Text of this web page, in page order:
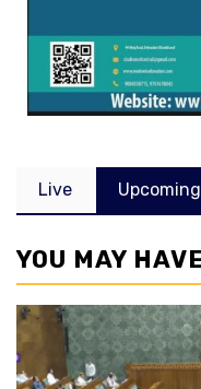
Live Upcoming
YOU MAY